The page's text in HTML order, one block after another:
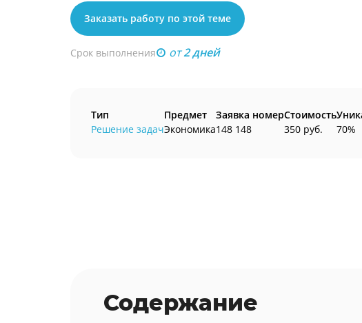
Заказать работу по этой теме
Срок выполнения от2 дней
Тип
Решение задач
Предмет
Экономика
Заявка номер
148 148
Стоимость
350 руб.
70%
Содержание